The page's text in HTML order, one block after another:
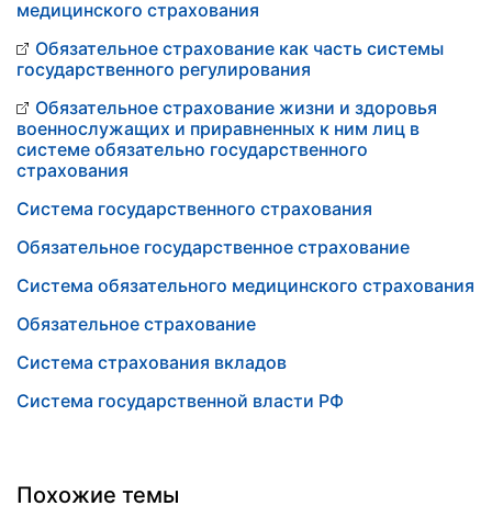
медицинского страхования
Обязательное страхование как часть системы
государственного регулирования
Обязательное страхование жизни и здоровья
военнослужащих и приравненных к ним лиц в
системе обязательно государственного
страхования
Система государственного страхования
Обязательное государственное страхование
Система обязательного медицинского страхования
Обязательное страхование
Система страхования вкладов
Система государственной власти РФ
Похожие темы